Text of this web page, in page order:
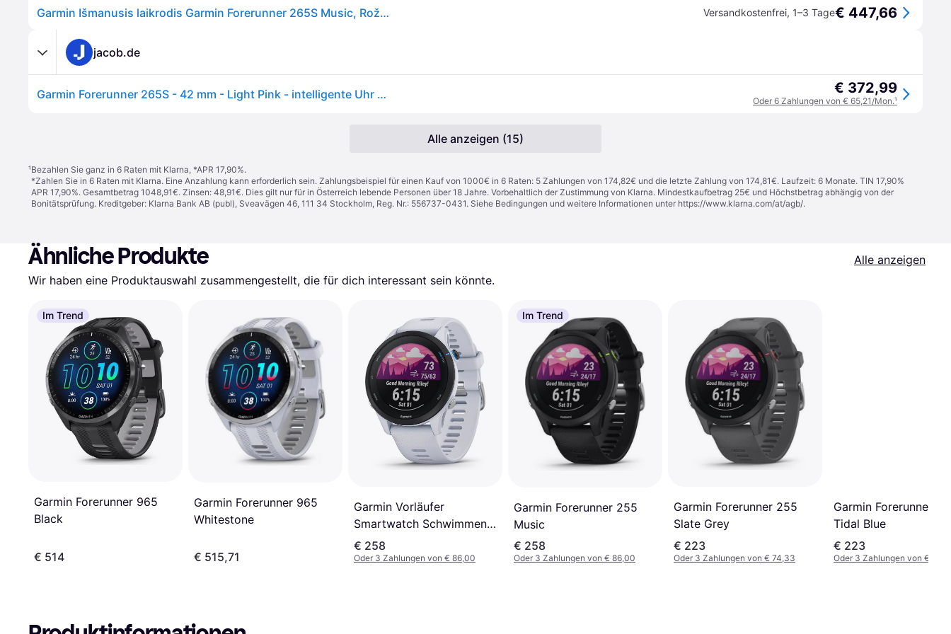
Garmin Išmanusis laikrodis Garmin Forerunner 265S Music, Rožin? Versandkostenfrei, 1–3 Tage€ 447,66
jacob.de
Garmin Forerunner 265S - 42 mm - Light Pink - intelligente Uhr mit Band - Silikon - Light Pink/Powder Gray - Handgelenkgröße: 115-178 mm - Anzeige 2,81 cm (1.1) - 8GB - Bluetooth, Wi-Fi, ANT+ - 39 g (010-02810-15) € 372,99
Oder 6 Zahlungen von € 65,21/Mon.¹
Alle anzeigen (15)
¹Bezahlen Sie ganz in 6 Raten mit Klarna, *APR 17,90%.
*Zahlen Sie in 6 Raten mit Klarna. Eine Anzahlung kann erforderlich sein. Zahlungsbeispiel für einen Kauf von 1000€ in 6 Raten: 5 Zahlungen von 174,82€ und die letzte Zahlung von 174,81€. Laufzeit: 6 Monate. TIN 17,90%
APR 17,90%. Gesamtbetrag 1048,91€. Zinsen: 48,91€. Dies gilt nur für in Österreich lebende Personen über 18 Jahre. Vorbehaltlich der Zustimmung von Klarna. Mindestkaufbetrag 25€ und Höchstbetrag abhängig von der
Bonitätsprüfung. Kreditgeber: Klarna Bank AB (publ), Sveavägen 46, 111 34 Stockholm, Reg. Nr.: 556737-0431. Siehe Bedingungen und weitere Informationen unter https://www.klarna.com/at/agb/.
Ähnliche Produkte
Alle anzeigen
Wir haben eine Produktauswahl zusammengestellt, die für dich interessant sein könnte.
Im Trend
Garmin Forerunner 965
Black
€ 514
Garmin Forerunner 965
Whitestone
€ 515,71
Garmin Vorläufer
Smartwatch Schwimmen
Laufen Bluts
€ 258
Oder 3 Zahlungen von € 86,00
Im Trend
Garmin Forerunner 255
Music
€ 258
Oder 3 Zahlungen von € 86,00
Garmin Forerunner 255
Slate Grey
€ 223
Oder 3 Zahlungen von € 74,33
Garmin Forerunner
Tidal Blue
€ 223
Oder 3 Zahlungen von €